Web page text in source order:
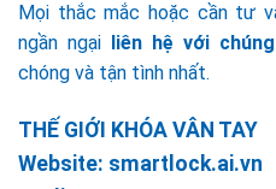
Mọi thắc mắc hoặc cần tư
ngần ngại liên hệ với
chóng và tận tình nhất.
THẾ GIỚI KHÓA VÂN TAY
Website: smartlock.ai.vn